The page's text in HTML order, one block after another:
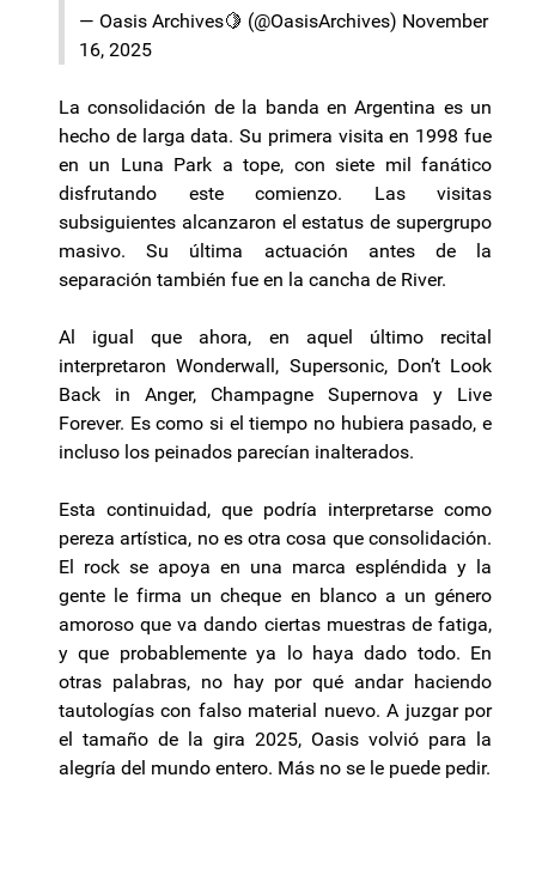
— Oasis Archives🍋 (@OasisArchives) November
16, 2025
La consolidación de la banda en Argentina es un
hecho de larga data. Su primera visita en 1998 fue
en un Luna Park a tope, con siete mil fanático
disfrutando este comienzo. Las visitas
subsiguientes alcanzaron el estatus de supergrupo
masivo. Su última actuación antes de la
separación también fue en la cancha de River.
Al igual que ahora, en aquel último recital
interpretaronWonderwall , Supersonic, Don’tLook
Back in Anger, Champagne Supernova y Live
Forever. Es como si el tiempo no hubiera pasado, e
incluso los peinados parecían inalterados.
Esta continuidad, que podría interpretarse como
pereza artística, no es otra cosa que consolidación.
El rock se apoya en una marca espléndida y la
gente le firma un cheque en blanco a un género
amoroso que va dando ciertas muestras de fatiga,
y que probablemente ya lo haya dado todo. En
otras palabras, no hay por qué andar haciendo
tautologías con falso material nuevo. A juzgar por
el tamaño de la gira 2025, Oasis volvió para la
alegría del mundo entero. Más no se le puede pedir.